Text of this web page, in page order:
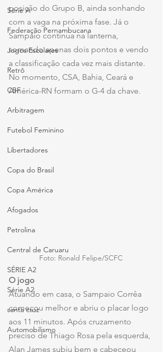
Série A
Federação Pernambucana
Jogos Escolares
Retrô
CBF
Arbitragem
Futebol Feminino
Libertadores
Copa do Brasil
Copa América
Afogados
Petrolina
Central de Caruaru
SÉRIE A2
Série A2
santa cruz
Automobilismo
posição do Grupo B, ainda sonhando
com a vaga na próxima fase. Já o
Sampaio continua na lanterna,
somando apenas dois pontos e vendo
a classificação cada vez mais distante.
No momento, CSA, Bahia, Ceará e
América-RN formam o G-4 da chave.
Foto: Ronald Felipe/SCFC
O jogo
Atuando em casa, o Sampaio Corrêa
começou melhor e abriu o placar logo
aos 11 minutos. Após cruzamento
preciso de Thiago Rosa pela esquerda,
Alan James subiu bem e cabeceou